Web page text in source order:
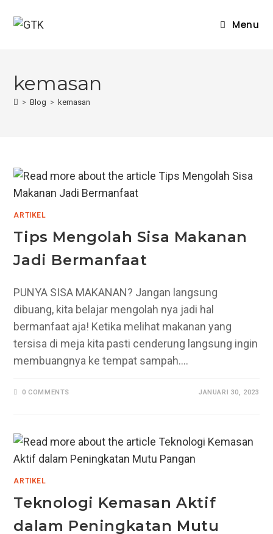
Menu
kemasan
> Blog > kemasan
ARTIKEL
Tips Mengolah Sisa Makanan
Jadi Bermanfaat
PUNYA SISA MAKANAN? Jangan langsung
dibuang, kita belajar mengolah nya jadi hal
bermanfaat aja! Ketika melihat makanan yang
tersisa di meja kita pasti cenderung langsung ingin
membuangnya ke tempat sampah.…
0 COMMENTS JANUARI 30, 2023
ARTIKEL
Teknologi Kemasan Aktif
dalam Peningkatan Mutu